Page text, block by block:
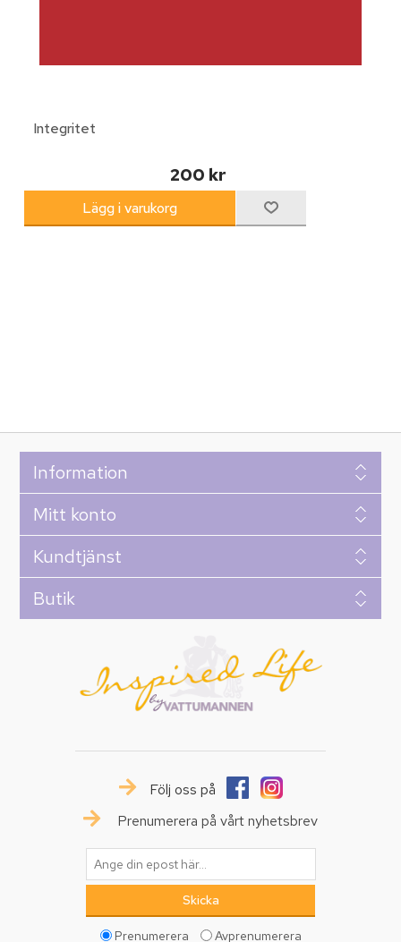
Integritet
200 kr
Information
Mitt konto
Kundtjänst
Butik
Följ oss på
Prenumerera på vårt nyhetsbrev
Prenumerera Avprenumerera